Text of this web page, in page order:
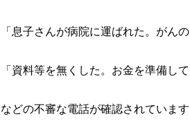
「息子さんが病院に運ばれた。がん
「資料等を無くした。お金を準備し
などの不審な電話が確認されていま